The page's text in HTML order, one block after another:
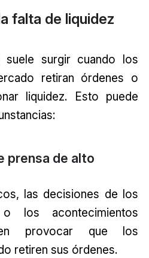
falta de liquidez
surgir cuando los
retiran órdenes o
liquidez. Esto puede
prensa de alto
las decisiones de los
los acontecimientos
provocar que los
retiren sus órdenes.